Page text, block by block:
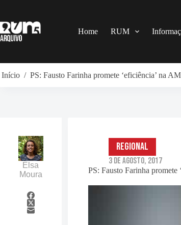
o
conteúdo
Home RUM
Início / PS: Fausto Farinha promete ‘eficiência’ na
PS: Fausto Farinha promete
Regional
3 de Agosto, 2017
Elsa
Moura